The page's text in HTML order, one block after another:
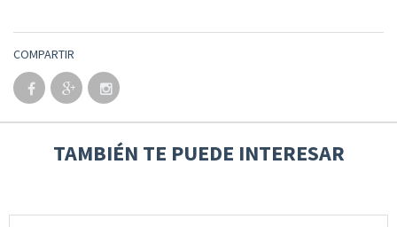
COMPARTIR
TAMBIÉN TE PUEDE INTERESAR